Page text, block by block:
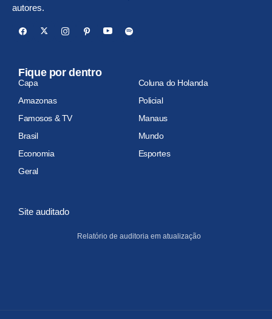
autores.
Fique por dentro
Capa
Coluna do Holanda
Amazonas
Policial
Famosos & TV
Manaus
Brasil
Mundo
Economia
Esportes
Geral
Site auditado
Relatório de auditoria em atualização